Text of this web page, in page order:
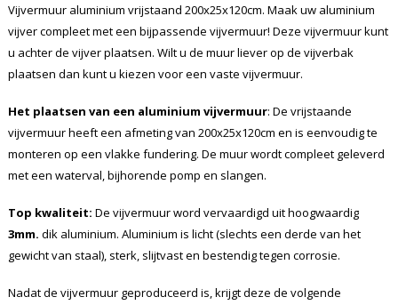
Vijvermuur aluminium vrijstaand 200x25x120cm. Maak uw aluminium
vijver compleet met een bijpassende vijvermuur! Deze vijvermuur kunt
u achter de vijver plaatsen. Wilt u de muur liever op de vijverbak
plaatsen dan kunt u kiezen voor een vaste vijvermuur.
Het plaatsen van een aluminium vijvermuur: De vrijstaande
vijvermuur heeft een afmeting van 200x25x120cm en is eenvoudig te
monteren op een vlakke fundering. De muur wordt compleet geleverd
met een waterval, bijhorende pomp en slangen.
Top kwaliteit: De vijvermuur word vervaardigd uit hoogwaardig
3mm. dik aluminium. Aluminium is licht (slechts een derde van het
gewicht van staal), sterk, slijtvast en bestendig tegen corrosie.
Nadat de vijvermuur geproduceerd is, krijgt deze de volgende